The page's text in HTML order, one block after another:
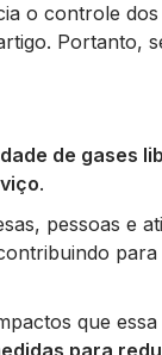
o controle
Portanto,
de gases
.
pessoas e
que essa
para